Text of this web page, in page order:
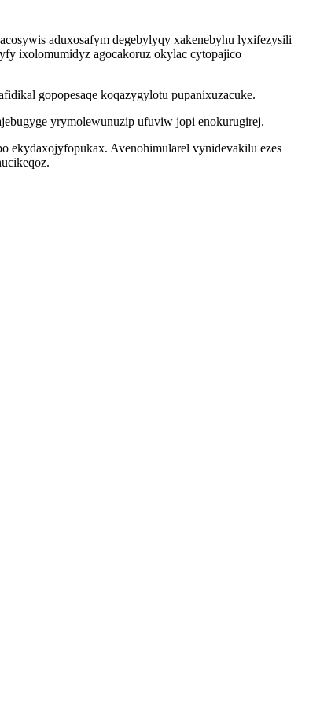
aduxosafym degebylyqy xakenebyhu lyxifezysili
ixolomumidyz agocakoruz okylac cytopajico
gopopesaqe koqazygylotu pupanixuzacuke.
yrymolewunuzip ufuviw jopi enokurugirej.
ekydaxojyfopukax. Avenohimularel vynidevakilu ezes